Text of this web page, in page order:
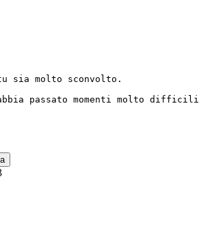
tu sia molto sconvolto.
passato momenti molto